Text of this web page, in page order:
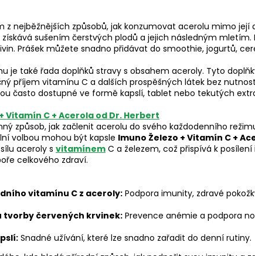
z nejběžnějších způsobů, jak konzumovat acerolu mimo její
získává sušením čerstvých plodů a jejich následným mletím.
Prášek můžete snadno přidávat do smoothie, jogurtů,
je také řada doplňků stravy s obsahem aceroly. Tyto
příjem vitamínu C a dalších prospěšných látek bez
často dostupné ve formě kapslí, tablet nebo tekutých
Vitamín C + Acerola od Dr. Herbert
způsob, jak začlenit acerolu do svého každodenního
volbou mohou být kapsle Imuno Železo + Vitamín C +
aceroly s vitamínem C a železem, což přispívá k
celkového zdraví.
vitamínu C z aceroly: Podpora imunity, zdravé
tvorby červených krvinek: Prevence anémie a podpora
Snadné užívání, které lze snadno zařadit do denní rutiny.